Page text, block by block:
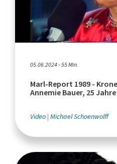
05.06.2024 - 55 Min.
Marl-Report 1989 -
Annemie Bauer, 25
Video Michael Schoenwolff